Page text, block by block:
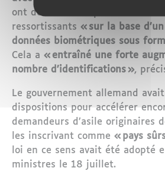
ont désormais la possibilité
ressortissants « sur la base
données biométriques sous
Cela a « entraîné une forte
nombre d’identifications »,
Le gouvernement allemand
dispositions pour accélérer
demandeurs d’asile originaires
les inscrivant comme « pays
loi en ce sens avait été adopté
ministres le 18 juillet.